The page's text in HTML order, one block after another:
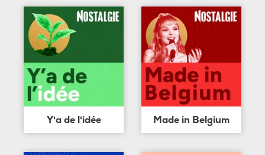
Y'a de l'idée Made in Belgium